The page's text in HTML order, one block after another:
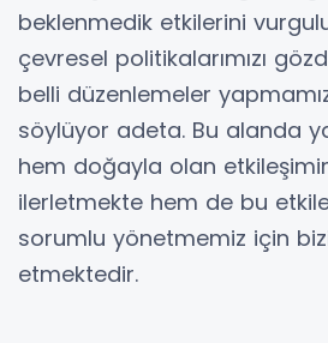
beklenmedik etkilerini
çevresel politikalarımızı
belli düzenlemeler
söylüyor adeta. Bu alanda
hem doğayla olan
ilerletmekte hem de bu
sorumlu yönetmemiz için
etmektedir.